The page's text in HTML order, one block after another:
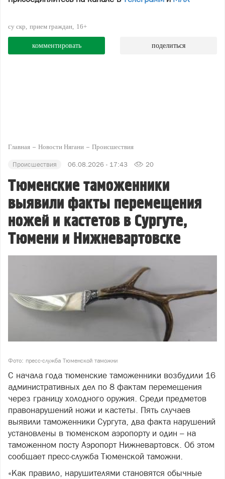
су скр прием граждан 16+
комментировать поделиться
Главная Новости Нягани Происшествия
Происшествия 06.08.2026 - 17:43 20
Тюменские таможенники
выявили факты перемещения
ножей и кастетов в Сургуте,
Тюмени и Нижневартовске
Фото: пресс-служба Тюменской таможни
С начала года тюменские таможенники возбудили 16
административных дел по 8 фактам перемещения
через границу холодного оружия. Среди предметов
правонарушений ножи и кастеты. Пять случаев
выявили таможенники Сургута, два факта нарушений
установлены в тюменском аэропорту и один – на
таможенном посту Аэропорт Нижневартовск. Об этом
сообщает пресс-служба Тюменской таможни.
«Как правило, нарушителями становятся обычные